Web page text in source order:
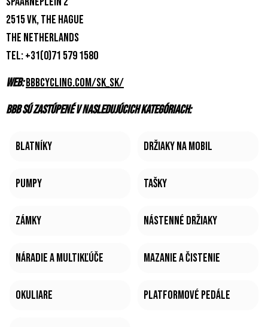
2515 VK, The Hague
The Netherlands
Tel: +31(0)71 579 1580
Web:bbbcycling.com/sk_sk/
BBB sú zastúpené v nasledujúcich kategóriach:
Blatníky Držiaky na mobil
Pumpy Tašky
Zámky Nástenné držiaky
Náradie a multikľúče Mazanie a čistenie
Okuliare Platformové pedále